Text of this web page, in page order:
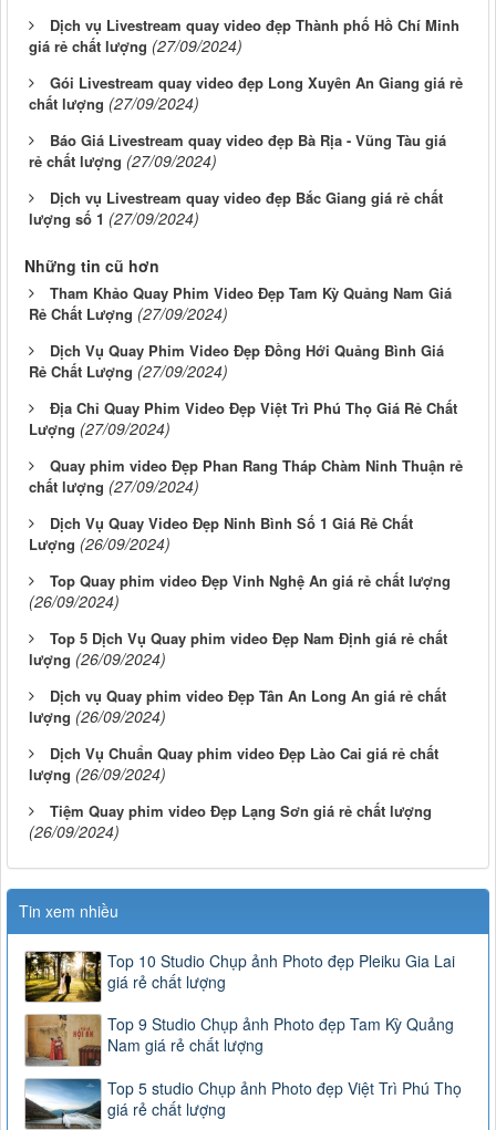
Dịch vụ Livestream quay video đẹp Thành phố Hồ Chí Minh
giá rẻ chất lượng (27/09/2024)
Gói Livestream quay video đẹp Long Xuyên An Giang giá rẻ
chất lượng (27/09/2024)
Báo Giá Livestream quay video đẹp Bà Rịa - Vũng Tàu giá
rẻ chất lượng (27/09/2024)
Dịch vụ Livestream quay video đẹp Bắc Giang giá rẻ chất
lượng số 1 (27/09/2024)
Những tin cũ hơn
Tham Khảo Quay Phim Video Đẹp Tam Kỳ Quảng Nam Giá
Rẻ Chất Lượng (27/09/2024)
Dịch Vụ Quay Phim Video Đẹp Đồng Hới Quảng Bình Giá
Rẻ Chất Lượng (27/09/2024)
Địa Chỉ Quay Phim Video Đẹp Việt Trì Phú Thọ Giá Rẻ Chất
Lượng (27/09/2024)
Quay phim video Đẹp Phan Rang Tháp Chàm Ninh Thuận rẻ
chất lượng (27/09/2024)
Dịch Vụ Quay Video Đẹp Ninh Bình Số 1 Giá Rẻ Chất
Lượng (26/09/2024)
Top Quay phim video Đẹp Vinh Nghệ An giá rẻ chất lượng
(26/09/2024)
Top 5 Dịch Vụ Quay phim video Đẹp Nam Định giá rẻ chất
lượng (26/09/2024)
Dịch vụ Quay phim video Đẹp Tân An Long An giá rẻ chất
lượng (26/09/2024)
Dịch Vụ Chuẩn Quay phim video Đẹp Lào Cai giá rẻ chất
lượng (26/09/2024)
Tiệm Quay phim video Đẹp Lạng Sơn giá rẻ chất lượng
(26/09/2024)
Tin xem nhiều
Top 10 Studio Chụp ảnh Photo đẹp Pleiku Gia Lai
giá rẻ chất lượng
Top 9 Studio Chụp ảnh Photo đẹp Tam Kỳ Quảng
Nam giá rẻ chất lượng
Top 5 studio Chụp ảnh Photo đẹp Việt Trì Phú Thọ
giá rẻ chất lượng